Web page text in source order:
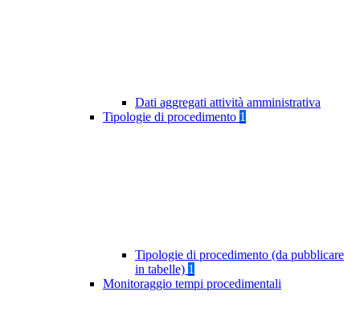
Dati aggregati attività amministrativa
Tipologie di procedimento 1
Tipologie di procedimento (da pubblicare
in tabelle) 1
Monitoraggio tempi procedimentali